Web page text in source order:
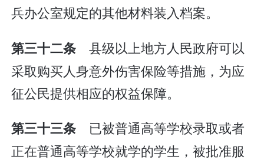
兵办公室规定的其他材料装入档案。
第三十二条 县级以上地方人民政府可以
采取购买人身意外伤害保险等措施，为应
征公民提供相应的权益保障。
第三十三条 已被普通高等学校录取或者
正在普通高等学校就学的学生，被批准服